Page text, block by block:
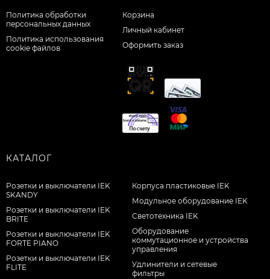
Политика обработки
персональных данных
Политика использования
cookie файлов
Корзина
Личный кабинет
Оформить заказ
КАТАЛОГ
Розетки и выключатели IEK
SKANDY
Розетки и выключатели IEK
BRITE
Розетки и выключатели IEK
FORTE PIANO
Розетки и выключатели IEK
FLITE
Корпуса пластиковые IEK
Модульное оборудование IEK
Светотехника IEK
Оборудование
коммутационное и устройства
управления
Удлинители и сетевые
фильтры